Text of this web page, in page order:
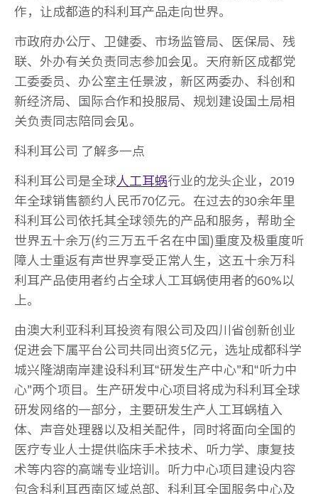
作，让成都造的科利耳产品走向世界。
市政府办公厅、卫健委、市场监管局、医保局、残
联、外办有关负责同志参加会见。天府新区成都党
工委委员、办公室主任景波，新区两委办、科创和
新经济局、国际合作和投服局、规划建设国土局相
关负责同志陪同会见。
科利耳公司 了解多一点
科利耳公司是全球人工耳蜗行业的龙头企业，2019
年全球销售额约人民币70亿元。在过去的30余年里
科利耳公司依托其全球领先的产品和服务，帮助全
世界五十余万(约三万五千名在中国)重度及极重度听
障人士重返有声世界享受正常人生，这五十余万科
利耳产品使用者约占全球人工耳蜗使用者的60%以
上。
由澳大利亚科利耳投资有限公司及四川省创新创业
促进会下属平台公司共同出资5亿元，选址成都科学
城兴隆湖南岸建设科利耳“研发生产中心”和“听力中
心”两个项目。生产研发中心项目将成为科利耳全球
研发网络的一部分，主要研发生产人工耳蜗植入
体、声音处理器以及相关配件，同时将面向全国的
医疗专业人士提供临床手术技术、听力学、康复技
术等内容的高端专业培训。听力中心项目建设内容
包含科利耳西南区域总部、科利耳全国服务中心及